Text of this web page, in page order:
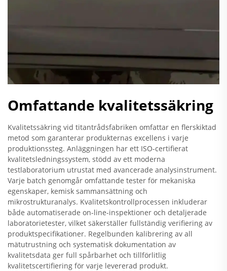
Omfattande kvalitetssäkring
Kvalitetssäkring vid titantrådsfabriken omfattar en flerskiktad
metod som garanterar produkternas excellens i varje
produktionssteg. Anläggningen har ett ISO-certifierat
kvalitetsledningssystem, stödd av ett moderna
testlaboratorium utrustat med avancerade analysinstrument.
Varje batch genomgår omfattande tester för mekaniska
egenskaper, kemisk sammansättning och
mikrostrukturanalys. Kvalitetskontrollprocessen inkluderar
både automatiserade on-line-inspektioner och detaljerade
laboratorietester, vilket säkerställer fullständig verifiering av
produktspecifikationer. Regelbunden kalibrering av all
mätutrustning och systematisk dokumentation av
kvalitetsdata ger full spårbarhet och tillförlitlig
kvalitetscertifiering för varje levererad produkt.